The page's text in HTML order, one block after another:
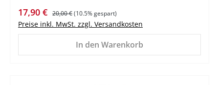
Verkaufspreis:
17,90 € Regulärer Preis:
20,00 €(10.5% gespart)
Preise inkl. MwSt. zzgl. Versandkosten
In den Warenkorb